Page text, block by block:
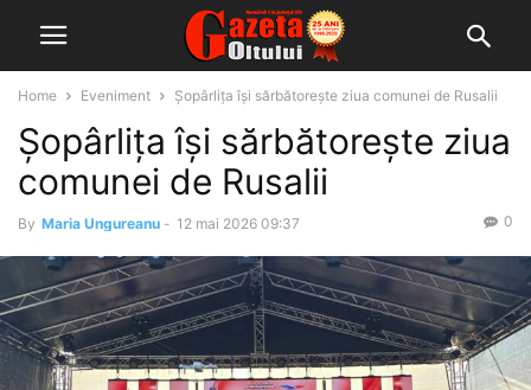
Home Eveniment Șopârlița își sărbătorește ziua comunei de Rusalii
Șopârlița își sărbătorește ziua
comunei de Rusalii
By Maria Ungureanu - 12 mai 2026 09:37 0